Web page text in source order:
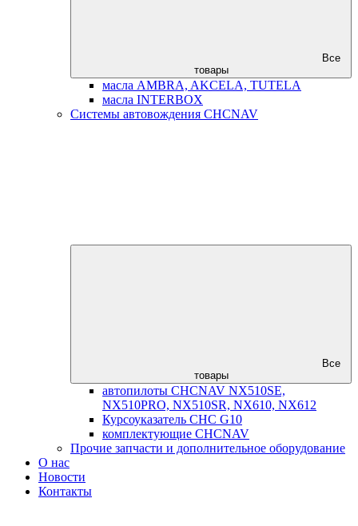
Все
товары
масла AMBRA, AKCELA, TUTELA
масла INTERBOX
Системы автовождения CHCNAV
Все
товары
автопилоты CHCNAV NX510SE,
NX510PRO, NX510SR, NX610, NX612
Курсоуказатель CHC G10
комплектующие CHCNAV
Прочие запчасти и дополнительное оборудование
О нас
Новости
Контакты